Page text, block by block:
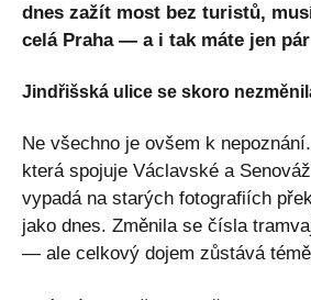
dnes zažít most bez turistů,
celá Praha — a i tak máte jen
Jindřišská ulice se skoro
Ne všechno je ovšem k
která spojuje Václavské a
vypadá na starých fotografiích
jako dnes. Změnila se čísla
— ale celkový dojem zůstává